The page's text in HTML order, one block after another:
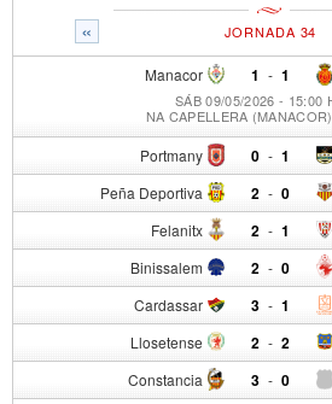
« JORNADA 34
Manacor 1 - 1
SÁB 09/05/2026 - 15:00
NA CAPELLERA
Portmany 0 - 1
Peña Deportiva 2 - 0
Felanitx 2 - 1
Binissalem 2 - 0
Cardassar 3 - 1
Llosetense 2 - 2
Constancia 3 - 0